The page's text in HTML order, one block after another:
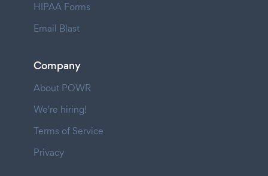
HIPAA Forms
Email Blast
Company
About POWR
We're hiring!
Terms of Service
Privacy